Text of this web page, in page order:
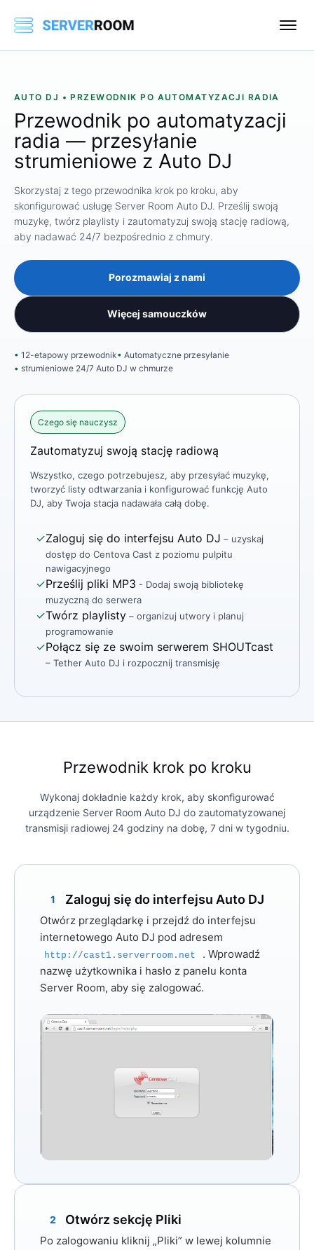
AUTO DJ • PRZEWODNIK PO AUTOMATYZACJI RADIA
Przewodnik po automatyzacji
radia — przesyłanie
strumieniowe z Auto DJ
Skorzystaj z tego przewodnika krok po kroku, aby
skonfigurować usługę Server Room Auto DJ. Prześlij swoją
muzykę, twórz playlisty i zautomatyzuj swoją stację radiową,
aby nadawać 24/7 bezpośrednio z chmury.
Porozmawiaj z nami
Więcej samouczków
12-etapowy przewodnik
Automatyczne przesyłanie
strumieniowe 24/7 Auto DJ w chmurze
Czego się nauczysz
Zautomatyzuj swoją stację radiową
Wszystko, czego potrzebujesz, aby przesyłać muzykę,
tworzyć listy odtwarzania i konfigurować funkcję Auto
DJ, aby Twoja stacja nadawała całą dobę.
✓Zaloguj się do interfejsu Auto DJ – uzyskaj
dostęp do Centova Cast z poziomu pulpitu
nawigacyjnego
✓Prześlij pliki MP3 - Dodaj swoją bibliotekę
muzyczną do serwera
✓Twórz playlisty – organizuj utwory i planuj
programowanie
✓Połącz się ze swoim serwerem SHOUTcast
– Tether Auto DJ i rozpocznij transmisję
Przewodnik krok po kroku
Wykonaj dokładnie każdy krok, aby skonfigurować
urządzenie Server Room Auto DJ do zautomatyzowanej
transmisji radiowej 24 godziny na dobę, 7 dni w tygodniu.
1 Zaloguj się do interfejsu Auto DJ
Otwórz przeglądarkę i przejdź do interfejsu
internetowego Auto DJ pod adresem
http://cast1.serverroom.net
. Wprowadź
nazwę użytkownika i hasło z panelu konta
Server Room, aby się zalogować.
2 Otwórz sekcję Pliki
Po zalogowaniu kliknij „Pliki” w lewej kolumnie